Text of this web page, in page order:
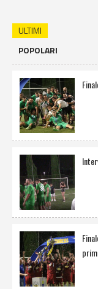
ULTIMI
POPOLARI